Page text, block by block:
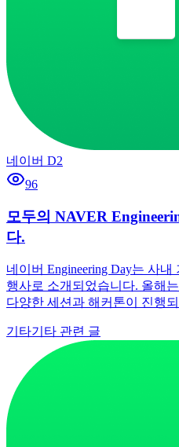
네이버 D2
96
모두의 NAVER
다.
네이버 Engineering Day는 사
행사로 소개되었습니다. 올해
다양한 세션과 해커톤이 진행
기타기타 관련 글